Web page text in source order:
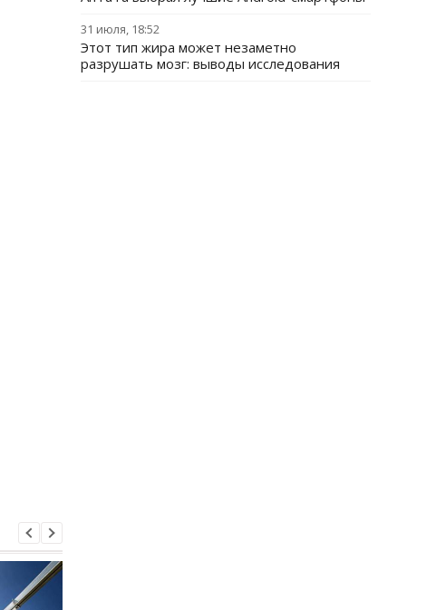
31 июля, 18:52
Этот тип жира может незаметно
разрушать мозг: выводы исследования